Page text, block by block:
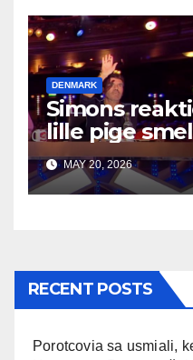
DENMARK
Simons
lille pige
overalt
MAY 20, 2026
RECENT POSTS
Porotcovia sa usmiali,